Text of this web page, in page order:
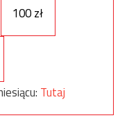
100 zł
Tutaj